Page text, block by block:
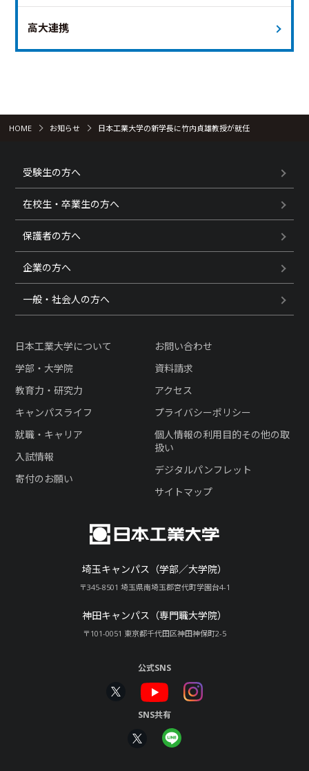
高大連携
HOME お知らせ 日本工業大学の新学長に竹内貞雄教授が就任
受験生の方へ
在校生・卒業生の方へ
保護者の方へ
企業の方へ
一般・社会人の方へ
埼玉キャンパス（学部／大学院）
〒345-8501 埼玉県南埼玉郡宮代町学園台4-1
神田キャンパス（専門職大学院）
〒101-0051 東京都千代田区神田神保町2-5
日本工業大学について
学部・大学院
教育力・研究力
キャンパスライフ
就職・キャリア
入試情報
寄付のお願い
お問い合わせ
資料請求
アクセス
プライバシーポリシー
個人情報の利用目的その他の取
扱い
デジタルパンフレット
サイトマップ
公式SNS
SNS共有